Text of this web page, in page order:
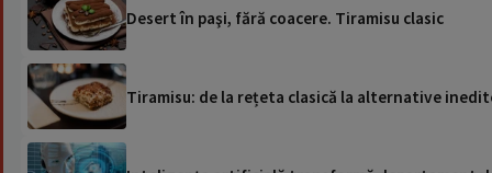
Desert în paşi, fără coacere. Tiramisu clasic
Tiramisu: de la rețeta clasică la alternative